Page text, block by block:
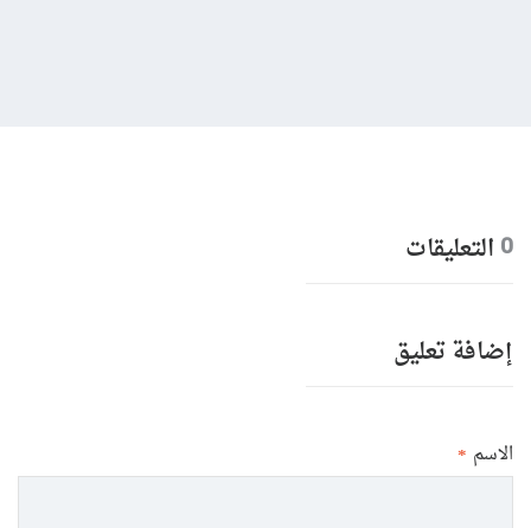
0 التعليقات
إضافة تعليق
الاسم *